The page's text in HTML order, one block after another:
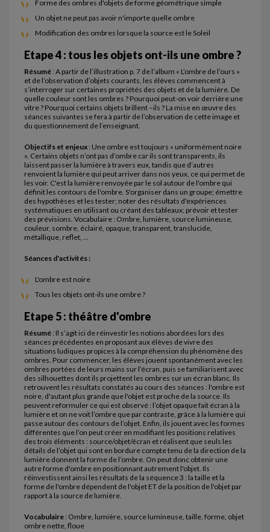
Forme des ombres d'objets de forme géométrique simple
Un objet ne peut pas avoir n'importe quelle ombre
Modification des ombres lorsque la source est le Soleil
Etape 4 : tous les objets ont-ils une ombre ?
Résumé : A partir de l’illustration p. 7 de l’album « L’ombre de l’ours »
et de l’observation d’objets courants, les élèves commencent à
s’interroger sur certaines propriétés des objets et de la lumière. De
quelle couleur sont les ombres ? Pourquoi peut-on voir derrière une
vitre ? Pourquoi certains objets brillent –ils ? La mise en œuvre des
séances suivantes se fera à partir de l’observation de cette image et
du questionnement de l’enseignant.
Objectifs et enjeux : Une ombre est toujours « uniformément noire
». Certains objets n’ont pas d’ombre car ils sont transparents, ils
laissent passer la lumière à travers eux, tandis que d’autres
renvoient la lumière qui peut arriver dans nos yeux, ce qui permet de
les voir. C'est la lumière renvoyée par le sol autour de l'ombre qui
définit les contours de l'ombre. S'organiser dans un groupe; émettre
des hypothèses et les tester; noter des résultats d'expériences
systématiques en utilisant ou créant des tableaux; prévoir et tester
des prévisions. Vocabulaire : Ombre, lumière, source lumineuse,
couleur, sombre, éclairé, opaque, transparent, translucide,
métallique, reflet, …
Séances d'activités :
L'ombre est noire
Tous les objets ont-ils une ombre ?
Etape 5 : théâtre d'ombre
Résumé : Il s’agit ici de réinvestir les notions abordées lors des
séances précédentes en proposant aux élèves de vivre des
situations ludiques propices à la compréhension du phénomène des
ombres. Pour commencer, les élèves jouent spontanément avec les
ombres portées de leurs mains sur l’écran, puis se familiarisent avec
des silhouettes dont ils projettent les ombres sur un écran blanc. Ils
retrouvent les résultats constatés au cours des séances : l'ombre est
noire, d'autant plus grande que l'objet est proche de la source. Ils
peuvent reformuler ce qui est observé : l’objet opaque fait écran à la
lumière et on ne voit l’ombre que par contraste, grâce à la lumière qui
passe autour des contours de l’objet. Enfin, ils jouent avec les formes
différentes que l’on peut créer en modifiant les positions relatives
des trois éléments : source/objet/écran et réalisent que seuls les
détails de l’objet qui sont en bordure compte tenu de la direction de la
lumière donnent la forme de l’ombre. On peut donc obtenir une
autre forme d'ombre en positionnant autrement l'objet. Ils
réinvestissent ainsi les résultats de la séquence 3 : la taille et la
forme de l'ombre dépendent de l'objet ET de la position de l'objet par
rapport à la source de lumière.
Vocabulaire : Ombre, lumière, source lumineuse, taille, forme, objet
ombre nette, floue